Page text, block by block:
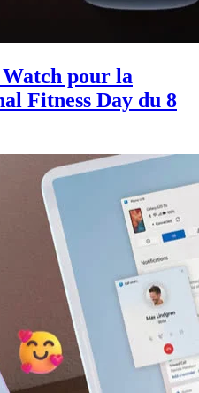
pour la
Fitness Day du 8